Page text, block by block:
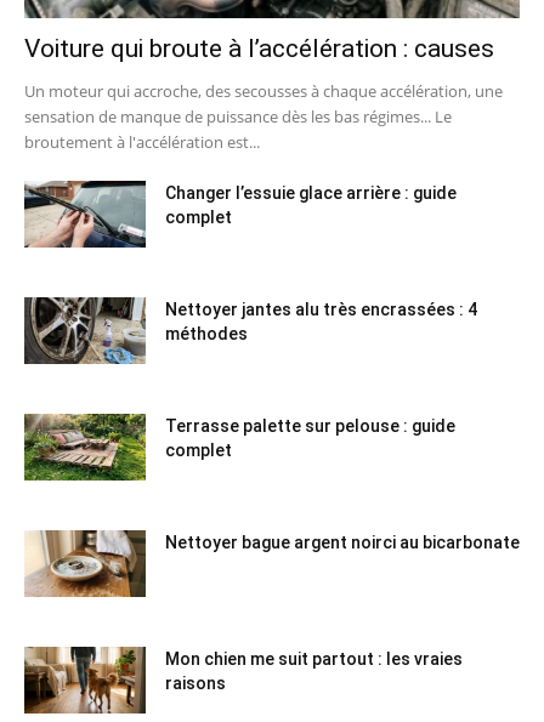
Voiture qui broute à l’accélération : causes
Un moteur qui accroche, des secousses à chaque accélération, une
sensation de manque de puissance dès les bas régimes... Le
broutement à l'accélération est...
Changer l’essuie glace arrière : guide
complet
Nettoyer jantes alu très encrassées : 4
méthodes
Terrasse palette sur pelouse : guide
complet
Nettoyer bague argent noirci au bicarbonate
Mon chien me suit partout : les vraies
raisons